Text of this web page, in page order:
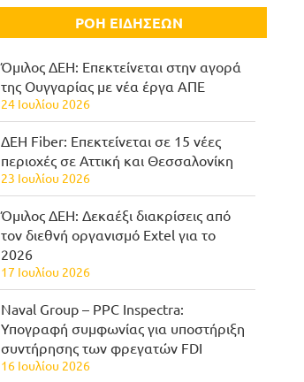
ΡΟΗ ΕΙΔΗΣΕΩΝ
Όμιλος ΔΕΗ: Επεκτείνεται στην αγορά
της Ουγγαρίας με νέα έργα ΑΠΕ
24 Ιουλίου 2026
ΔΕΗ Fiber: Επεκτείνεται σε 15 νέες
περιοχές σε Αττική και Θεσσαλονίκη
23 Ιουλίου 2026
Όμιλος ΔΕΗ: Δεκαέξι διακρίσεις από
τον διεθνή οργανισμό Extel για το
2026
17 Ιουλίου 2026
Naval Group – PPC Inspectra:
Υπογραφή συμφωνίας για υποστήριξη
συντήρησης των φρεγατών FDI
16 Ιουλίου 2026